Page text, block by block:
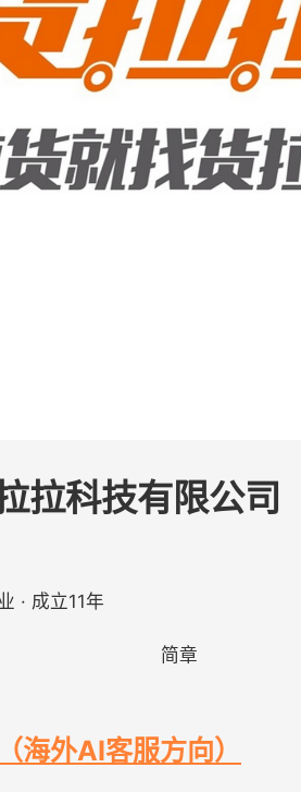
拉科技有限公司
· 成立11年
简章
海外AI客服方向）